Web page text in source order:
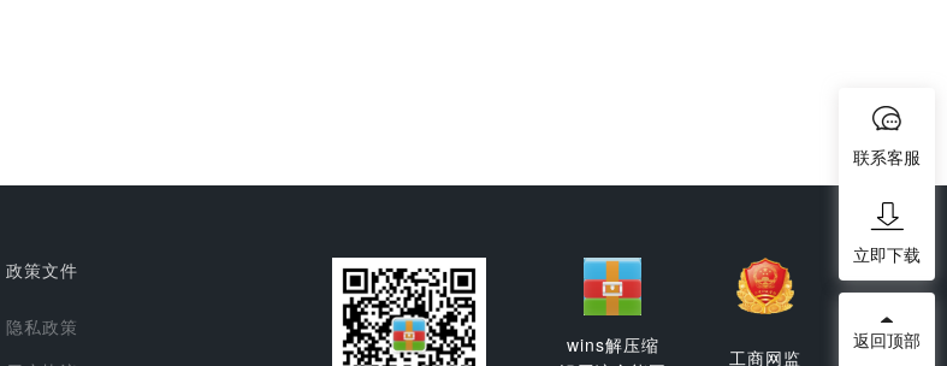
政策文件
隐私政策
wins解压缩
工商网监
联系客服
立即下载
返回顶部